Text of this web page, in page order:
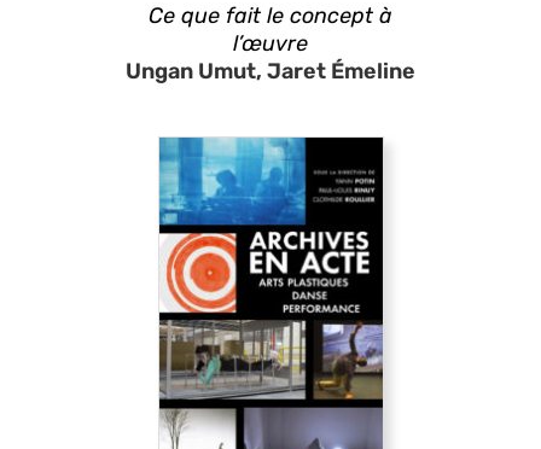
Ce que fait le concept à
l’œuvre
Ungan Umut, Jaret Émeline